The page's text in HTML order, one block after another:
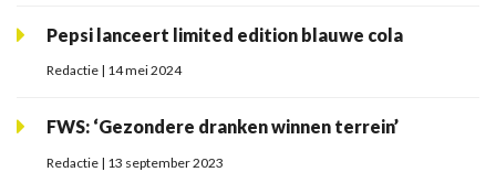
Pepsi lanceert limited edition blauwe cola
Redactie | 14 mei 2024
FWS: ‘Gezondere dranken winnen terrein’
Redactie | 13 september 2023